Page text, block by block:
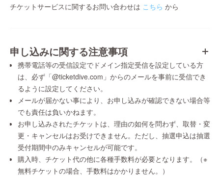
チケットサービスに関するお問い合わせは こちら から
申し込みに関する注意事項
携帯電話等の受信設定でドメイン指定受信を設定している方
は、必ず「@ticketdive.com」からのメールを事前に受信でき
るように設定してください。
メールが届かない事により、お申し込みが確認できない場合等
でも責任は負いかねます。
お申し込みされたチケットは、理由の如何を問わず、取替・変
更・キャンセルはお受けできません。ただし、抽選申込は抽選
受付期間中のみキャンセルが可能です。
購入時、チケット代の他に各種手数料が必要となります。（※
無料チケットの場合、手数料はかかりません。）